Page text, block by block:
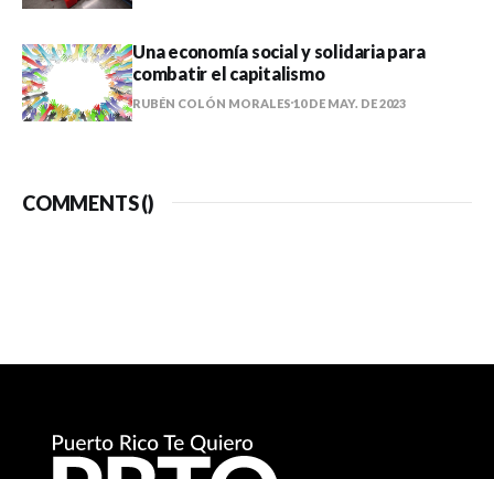
Una economía social y solidaria para
combatir el capitalismo
RUBÉN COLÓN MORALES 10 DE MAY. DE 2023
COMMENTS ()